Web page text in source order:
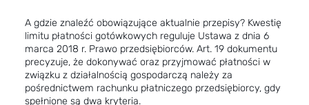
A gdzie znaleźć obowiązujące aktualnie przepisy? Kwestię
limitu płatności gotówkowych reguluje Ustawa z dnia 6
marca 2018 r. Prawo przedsiębiorców. Art. 19 dokumentu
precyzuje, że dokonywać oraz przyjmować płatności w
związku z działalnością gospodarczą należy za
pośrednictwem rachunku płatniczego przedsiębiorcy, gdy
spełnione są dwa kryteria.